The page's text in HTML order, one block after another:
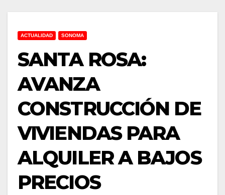
ACTUALIDAD SONOMA
SANTA ROSA:
AVANZA
CONSTRUCCIÓN DE
VIVIENDAS PARA
ALQUILER A BAJOS
PRECIOS